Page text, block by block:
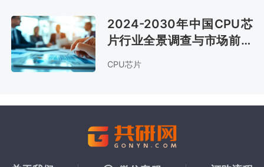
2024-2030年中国CPU芯
片行业全景调查与市场前景
预测报告
CPU芯片